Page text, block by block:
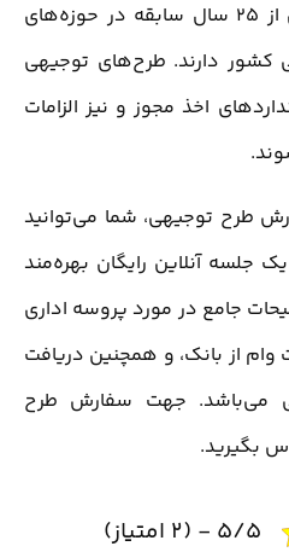
تشکیل شده است که بیش از 25 سال سابقه در حوزه‌های
کشور دارند. طرح‌های توجیهی
اخذ مجوز و نیز الزامات
طرح توجیهی، شما می‌توانید
و یک جلسه آنلاین رایگان بهره‌مند
جامع در مورد پروسه اداری
وام از بانک، و همچنین دریافت
می‌باشد. جهت سفارش طرح
بگیرید.
5/5 - (2 امتیاز)